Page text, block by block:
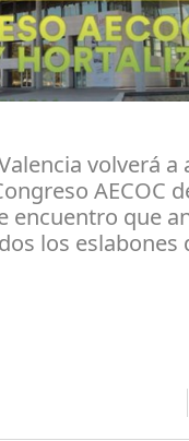
volverá a
AECOC
encuentro que
los eslabones